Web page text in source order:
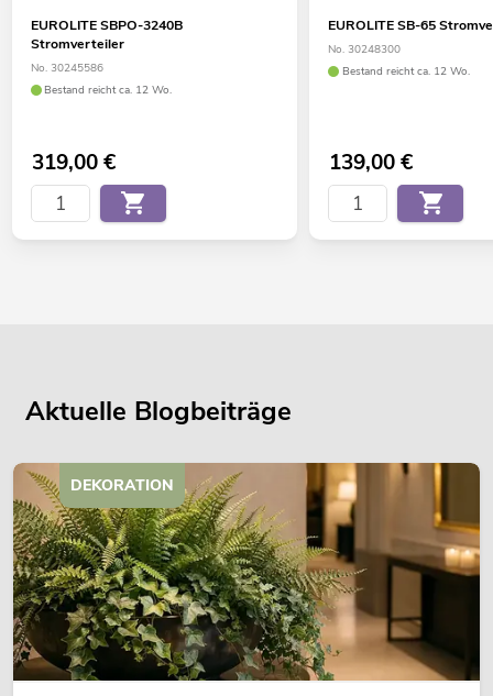
EUROLITE SBPO-3240B
Stromverteiler
No. 30245586
Bestand reicht ca. 12 Wo.
319,00€
EUROLITE SB-65
No. 30248300
Bestand reicht ca. 12 Wo.
139,00€
Aktuelle Blogbeiträge
DEKORATION